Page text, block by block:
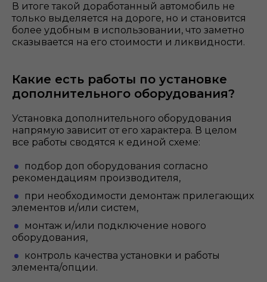
В итоге такой доработанный автомобиль не
только выделяется на дороге, но и становится
более удобным в использовании, что заметно
сказывается на его стоимости и ликвидности.
Какие есть работы по установке
дополнительного оборудования?
Установка дополнительного оборудования
напрямую зависит от его характера. В целом
все работы сводятся к единой схеме:
подбор доп оборудования согласно
рекомендациям производителя,
при необходимости демонтаж прилегающих
элементов и/или систем,
монтаж и/или подключение нового
оборудования,
контроль качества установки и работы
элемента/опции.